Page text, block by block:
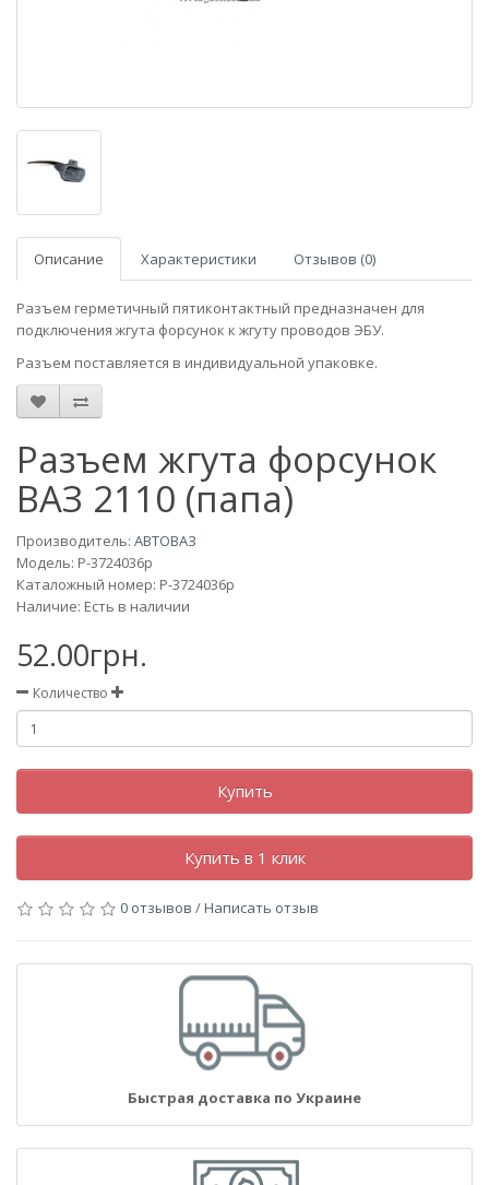
Описание Характеристики Отзывов (0)
Разъем герметичный пятиконтактный предназначен для
подключения жгута форсунок к жгуту проводов ЭБУ.
Разъем поставляется в индивидуальной упаковке.
Разъем жгута форсунок
ВАЗ 2110 (папа)
Производитель: АВТОВАЗ
Модель: Р-3724036р
Каталожный номер: Р-3724036р
Наличие: Есть в наличии
52.00грн.
Количество
Купить
Купить в 1 клик
0 отзывов /Написать отзыв
Быстрая доставка по Украине